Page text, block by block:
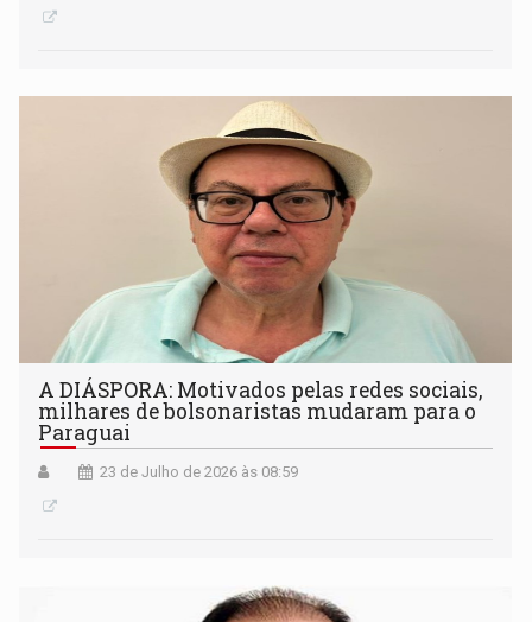
A DIÁSPORA: Motivados pelas redes sociais,
milhares de bolsonaristas mudaram para o
Paraguai
23 de Julho de 2026 às 08:59